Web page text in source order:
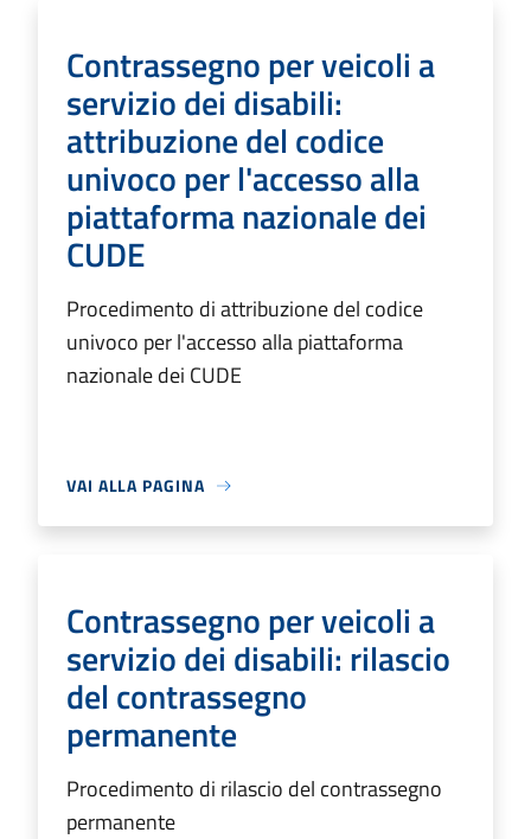
Contrassegno per veicoli a
servizio dei disabili:
attribuzione del codice
univoco per l'accesso alla
piattaforma nazionale dei
CUDE
Procedimento di attribuzione del codice
univoco per l'accesso alla piattaforma
nazionale dei CUDE
VAI ALLA PAGINA
Contrassegno per veicoli a
servizio dei disabili: rilascio
del contrassegno
permanente
Procedimento di rilascio del contrassegno
permanente